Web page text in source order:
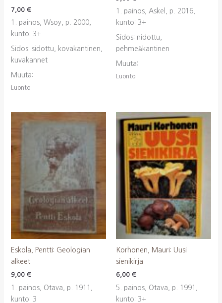
7,00 €
1. painos, Wsoy, p. 2000,
kunto: 3+
Sidos: sidottu, kovakantinen,
kuvakannet
Muuta:
Luonto
1. painos, Askel, p. 2016,
kunto: 3+
Sidos: nidottu,
pehmeäkantinen
Muuta:
Luonto
Eskola, Pentti: Geologian
alkeet
9,00 €
1. painos, Otava, p. 1911,
kunto: 3
Korhonen, Mauri: Uusi
sienikirja
6,00 €
5. painos, Otava, p. 1991,
kunto: 3+